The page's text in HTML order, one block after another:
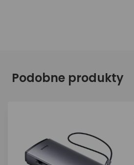
Podobne produkty